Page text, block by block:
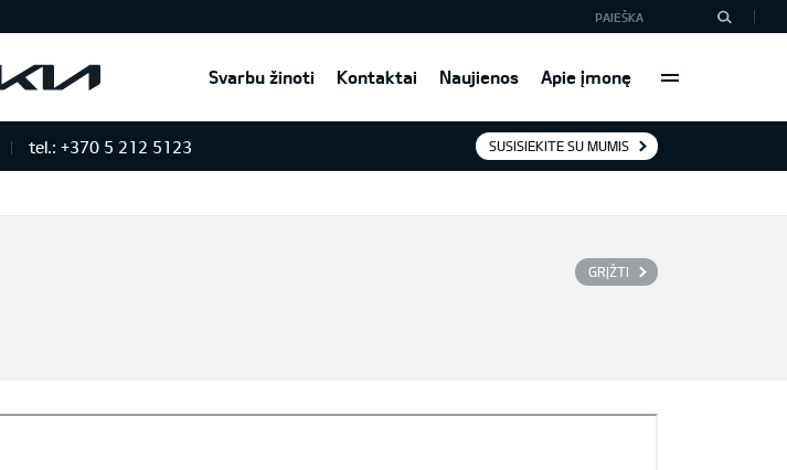
Svarbu žinoti Kontaktai Naujienos Apie įmonę
tel.: +370 5 212 5123 SUSISIEKITE SU MUMIS
GRĮŽTI